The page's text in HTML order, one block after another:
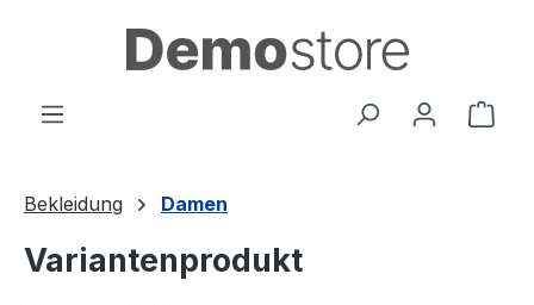
Bekleidung Damen
Variantenprodukt